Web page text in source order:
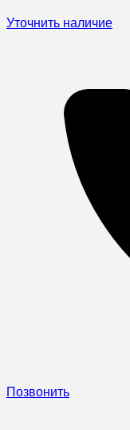
Уточнить наличие
Позвонить